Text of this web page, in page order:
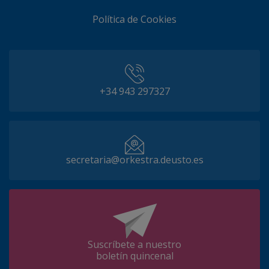
Política de Cookies
+34 943 297327
secretaria@orkestra.deusto.es
Suscríbete a nuestro
boletín quincenal